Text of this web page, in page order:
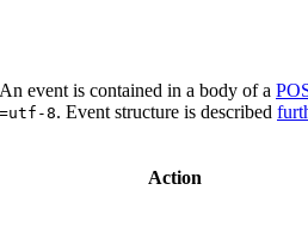
event is contained in a body of a
8. Event structure is described
Action